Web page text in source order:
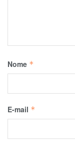
Nome *
E-mail *